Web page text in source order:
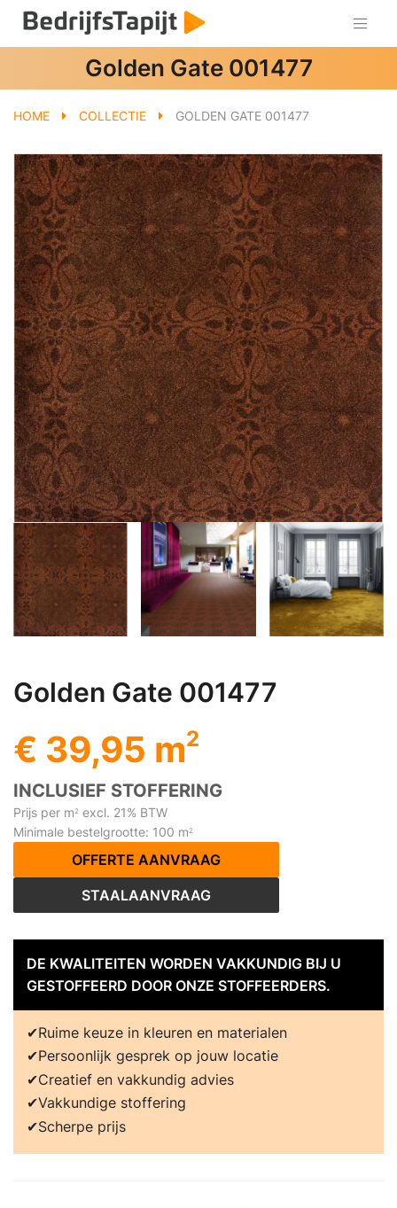
Golden Gate 001477
HOME COLLECTIE GOLDEN GATE 001477
Golden Gate 001477
€ 39,95 m2
INCLUSIEF STOFFERING
Prijs per m2 excl. 21% BTW
Minimale bestelgrootte: 100 m2
OFFERTE AANVRAAG
STAALAANVRAAG
DE KWALITEITEN WORDEN VAKKUNDIG BIJ U
GESTOFFEERD DOOR ONZE STOFFEERDERS.
Ruime keuze in kleuren en materialen
Persoonlijk gesprek op jouw locatie
Creatief en vakkundig advies
Vakkundige stoffering
Scherpe prijs